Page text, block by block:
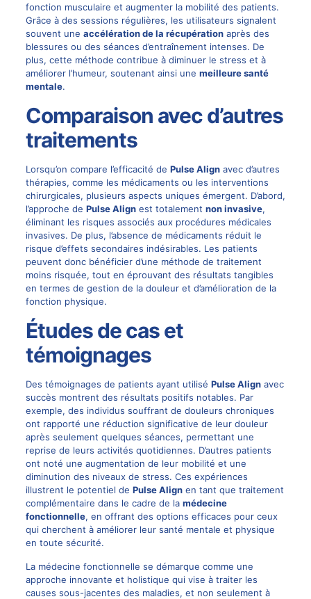
fonction musculaire et augmenter la mobilité des patients.
Grâce à des sessions régulières, les utilisateurs signalent
souvent une accélération de la récupérationaprès des
blessures ou des séances d’entraînement intenses. De
plus, cette méthode contribue à diminuer le stress et à
améliorer l’humeur, soutenant ainsi une meilleure santé
mentale.
Comparaison avec d’autres
traitements
Lorsqu’on compare l’efficacité de Pulse Alignavec d’autres
thérapies, comme les médicaments ou les interventions
chirurgicales, plusieurs aspects uniques émergent. D’abord,
l’approche de Pulse Alignest totalement non invasive,
éliminant les risques associés aux procédures médicales
invasives. De plus, l’absence de médicaments réduit le
risque d’effets secondaires indésirables. Les patients
peuvent donc bénéficier d’une méthode de traitement
moins risquée, tout en éprouvant des résultats tangibles
en termes de gestion de la douleur et d’amélioration de la
fonction physique.
Études de cas et
témoignages
Des témoignages de patients ayant utilisé Pulse Alignavec
succès montrent des résultats positifs notables. Par
exemple, des individus souffrant de douleurs chroniques
ont rapporté une réduction significative de leur douleur
après seulement quelques séances, permettant une
reprise de leurs activités quotidiennes. D’autres patients
ont noté une augmentation de leur mobilité et une
diminution des niveaux de stress. Ces expériences
illustrent le potentiel de Pulse Alignen tant que traitement
complémentaire dans le cadre de la médecine
fonctionnelle, en offrant des options efficaces pour ceux
qui cherchent à améliorer leur santé mentale et physique
en toute sécurité.
La médecine fonctionnelle se démarque comme une
approche innovante et holistique qui vise à traiter les
causes sous-jacentes des maladies, et non seulement à